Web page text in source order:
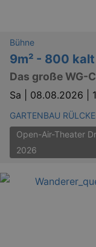
Bühne
9m² - 800 kalt
Das große WG-
Sa | 08.08.2026 |
GARTENBAU
Open-Air-Theater
2026